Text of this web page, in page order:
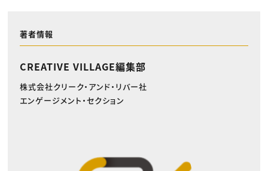
著者情報
CREATIVE VILLAGE編集部
株式会社クリーク・アンド・リバー社
エンゲージメント・セクション